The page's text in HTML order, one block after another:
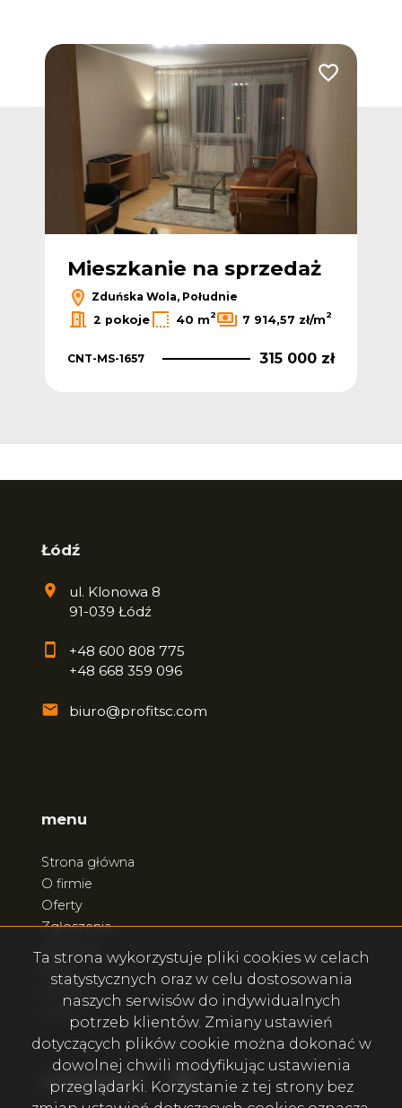
Dodaj do ulubionych Dodaj do
Mieszkanie na sprzedaż
Zduńska Wola, Południe
2 pokoje
40 m2 7 914,57 zł/m2
CNT-MS-1657 315 000 zł
Łódź
ul. Klonowa 8
91-039 Łódź
+48 600 808 775
+48 668 359 096
biuro@profitsc.com
menu
Strona główna
O firmie
Oferty
Zgłoszenia
Kontakt
social.media Facebook
Facebook
Ta strona wykorzystuje pliki cookies w celach
statystycznych oraz w celu dostosowania
naszych serwisów do indywidualnych
potrzeb klientów. Zmiany ustawień
dotyczących plików cookie można dokonać w
dowolnej chwili modyfikując ustawienia
przeglądarki. Korzystanie z tej strony bez